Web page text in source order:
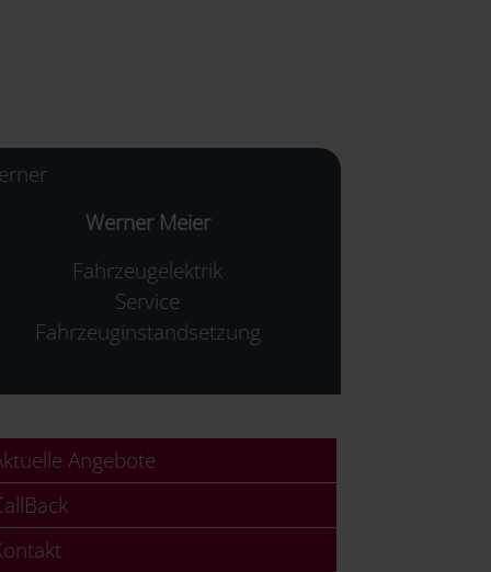
Werner Meier
Fahrzeugelektrik
Service
Fahrzeuginstandsetzung
Angebote